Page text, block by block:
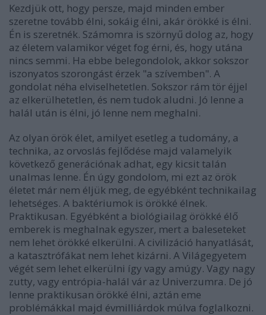
Kezdjük ott, hogy persze, majd minden ember
szeretne tovább élni, sokáig élni, akár örökké is élni.
Én is szeretnék. Számomra is szörnyű dolog az, hogy
az életem valamikor véget fog érni, és, hogy utána
nincs semmi. Ha ebbe belegondolok, akkor sokszor
iszonyatos szorongást érzek "a szívemben". A
gondolat néha elviselhetetlen. Sokszor rám tör éjjel
az elkerülhetetlen, és nem tudok aludni. Jó lenne a
halál után is élni, jó lenne nem meghalni.
Az olyan örök élet, amilyet esetleg a tudomány, a
technika, az orvoslás fejlődése majd valamelyik
következő generációnak adhat, egy kicsit talán
unalmas lenne. Én úgy gondolom, mi ezt az örök
életet már nem éljük meg, de egyébként technikailag
lehetséges. A baktériumok is örökké élnek.
Praktikusan. Egyébként a biológiailag örökké élő
emberek is meghalnak egyszer, mert a baleseteket
nem lehet örökké elkerülni. A civilizáció hanyatlását,
a katasztrófákat nem lehet kizárni. A Világegyetem
végét sem lehet elkerülni így vagy amúgy. Vagy nagy
zutty, vagy entrópia-halál vár az Univerzumra. De jó
lenne praktikusan örökké élni, aztán eme
problémákkal majd évmilliárdok múlva foglalkozni.